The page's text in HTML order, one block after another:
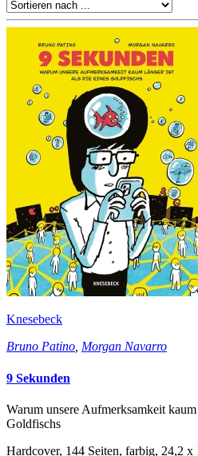
Knesebeck
Bruno Patino, Morgan Navarro
9 Sekunden
Warum unsere Aufmerksamkeit
Goldfischs
Hardcover, 144 Seiten, farbig, 24,2 x